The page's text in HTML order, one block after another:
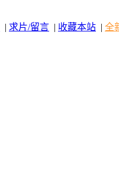
| 求片/留言 | 收藏本站 | 全